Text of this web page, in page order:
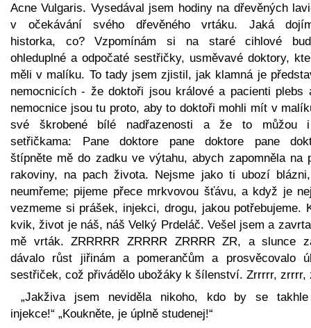
Acne Vulgaris. Vysedával jsem hodiny na dřevěných
v očekávání svého dřevěného vrtáku. Jaká
historka, co? Vzpomínám si na staré cihlové
ohleduplné a odpočaté sestřičky, usměvavé doktory,
měli v malíku. To tady jsem zjistil, jak klamná je
nemocnicích - že doktoři jsou králové a pacienti plebs
nemocnice jsou tu proto, aby to doktoři mohli mít v
své škrobené bílé nadřazenosti a že to můžou
setřičkama: Pane doktore pane doktore pane
štípněte mě do zadku ve výtahu, abych zapomněla na
rakoviny, na pach života. Nejsme jako ti ubozí
neumřeme; pijeme přece mrkvovou šťávu, a když je
vezmeme si prášek, injekci, drogu, jakou potřebujeme.
kvik, život je náš, náš Velký Prdeláč. Vešel jsem a
mě vrták. ZRRRRR ZRRRR ZRRRR ZR, a slunce
dávalo růst jiřinám a pomerančům a prosvěcovalo
sestřiček, což přivádělo ubožáky k šílenství. Zrrrrr, zrrrr,
„Jakživa jsem neviděla nikoho, kdo by se
injekce!“ „Koukněte, je úplně studenej!“